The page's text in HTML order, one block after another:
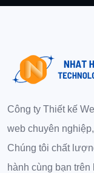
Công ty Thiết kế
web chuyên
Chúng tôi chất
hành cùng bạn